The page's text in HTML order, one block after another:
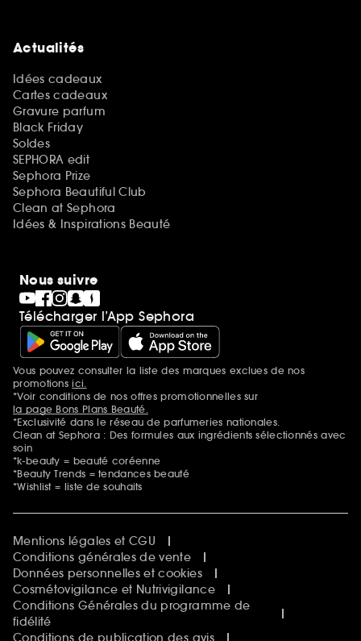
Actualités
Idées cadeaux
Cartes cadeaux
Gravure parfum
Black Friday
Soldes
SEPHORA edit
Sephora Prize
Sephora Beautiful Club
Clean at Sephora
Idées & Inspirations Beauté
Nous suivre
Télécharger l’App Sephora
Mentions additionnelles
Vous pouvez consulter la liste des marques exclues de nos
promotionsici.
*Voir conditions de nos offres promotionnelles sur
la page Bons Plans Beauté.
*Exclusivité dans le réseau de parfumeries nationales.
Clean at Sephora : Des formules aux ingrédients sélectionnés avec
soin
*k-beauty = beauté coréenne
*Beauty Trends = tendances beauté
*Wishlist = liste de souhaits
Mentions légales et CGU
Conditions générales de vente
Données personnelles et cookies
Cosmétovigilance et Nutrivigilance
Conditions Générales du programme de
fidélité
Conditions de publication des avis